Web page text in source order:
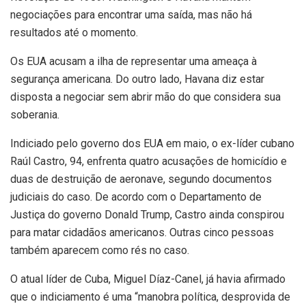
negociações para encontrar uma saída, mas não há
resultados até o momento.
Os EUA acusam a ilha de representar uma ameaça à
segurança americana. Do outro lado, Havana diz estar
disposta a negociar sem abrir mão do que considera sua
soberania.
Indiciado pelo governo dos EUA em maio, o ex-líder cubano
Raúl Castro, 94, enfrenta quatro acusações de homicídio e
duas de destruição de aeronave, segundo documentos
judiciais do caso. De acordo com o Departamento de
Justiça do governo Donald Trump, Castro ainda conspirou
para matar cidadãos americanos. Outras cinco pessoas
também aparecem como rés no caso.
O atual líder de Cuba, Miguel Díaz-Canel, já havia afirmado
que o indiciamento é uma “manobra política, desprovida de